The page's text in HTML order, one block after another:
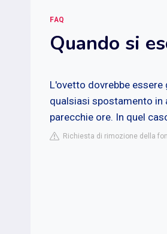
FAQ
Quando si
L'ovetto dovrebbe
qualsiasi spostamento in
parecchie ore. In quel
Richiesta di rimozione della